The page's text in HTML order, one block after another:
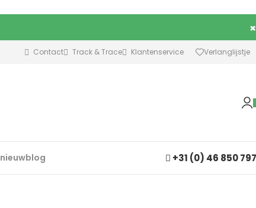
×
Contact Track & Trace Klantenservice Verlanglijstje
nieuwblog +31 (0) 46 850